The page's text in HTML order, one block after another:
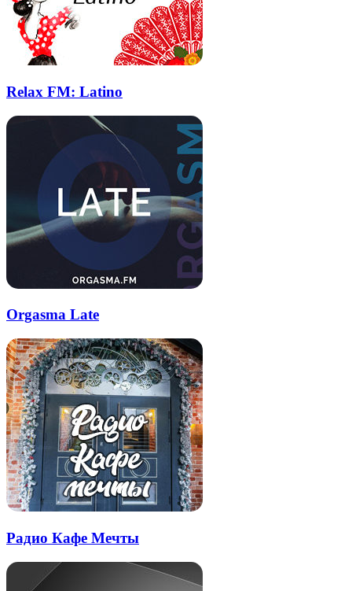
Relax FM: Latino
Orgasma Late
Радио Кафе Мечты